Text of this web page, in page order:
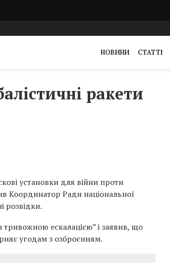
НОВИНИ СТАТТІ
ракети
установки для війни проти
Координатор Ради національної
розвідки.
тривожною ескалацією” і заявив, що
угодам з озброєнням.